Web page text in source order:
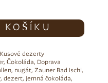
KOŠÍKU
Kusové dezerty
, Čokoláda, Doprava
, nugát, Zauner Bad Ischl ,
, dezert, Jemná čokoláda,